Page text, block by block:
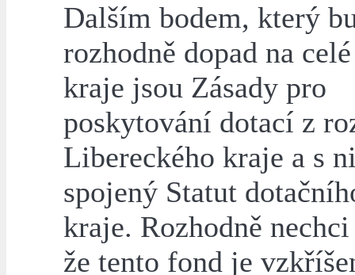
Dalším bodem, který
rozhodně dopad na
kraje jsou Zásady pro
poskytování dotací z
Libereckého kraje a s
spojený Statut
kraje. Rozhodně
že tento fond je